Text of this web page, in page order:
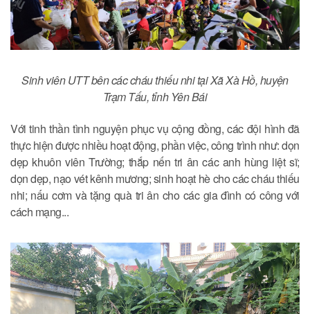
Sinh viên UTT bên các cháu thiếu nhi tại Xã Xà Hồ, huyện
Trạm Tấu, tỉnh Yên Bái
Với tinh thần tình nguyện phục vụ cộng đồng, các đội hình đã
thực hiện được nhiều hoạt động, phần việc, công trình như: dọn
dẹp khuôn viên Trường; thắp nến tri ân các anh hùng liệt sĩ;
dọn dẹp, nạo vét kênh mương; sinh hoạt hè cho các cháu thiếu
nhi; nấu cơm và tặng quà tri ân cho các gia đình có công với
cách mạng...